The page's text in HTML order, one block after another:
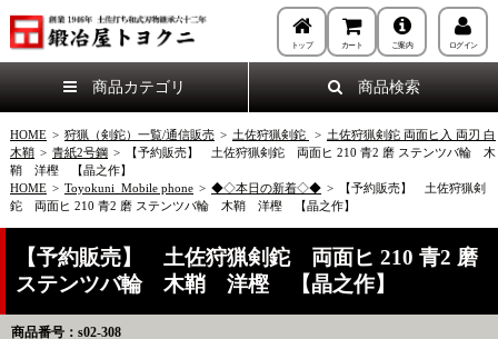
トップ カート ご案内 ログイン
商品カテゴリ 商品検索
HOME > 狩猟（剣鉈）一覧/通信販売 > 土佐狩猟剣鉈 > 土佐狩猟剣鉈 両面ヒ入 両刃 白
木鞘 > 青紙2号鋼 >
【予約販売】 土佐狩猟剣鉈 両面ヒ 210 青2 磨 ステンツバ輪 木
鞘 洋樫 【晶之作】
HOME > Toyokuni_Mobile phone > ◆◇本日の新着◇◆ >
【予約販売】 土佐狩猟剣
鉈 両面ヒ 210 青2 磨 ステンツバ輪 木鞘 洋樫 【晶之作】
【予約販売】 土佐狩猟剣鉈 両面ヒ 210 青2 磨
ステンツバ輪 木鞘 洋樫 【晶之作】
商品番号：s02-308